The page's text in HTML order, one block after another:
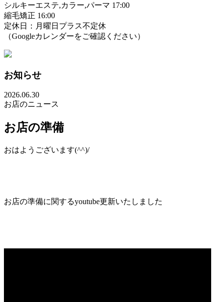
シルキーエステ,カラー,パーマ 17:00
縮毛矯正 16:00
定休日：月曜日プラス不定休
（Googleカレンダーをご確認ください）
お知らせ
2026.06.30
お店のニュース
お店の準備
おはようございます(^^)/
お店の準備に関するyoutube更新いたしました